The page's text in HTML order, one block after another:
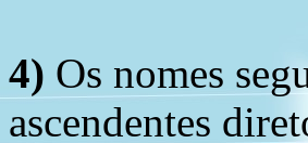
4) Os nomes
ascendentes